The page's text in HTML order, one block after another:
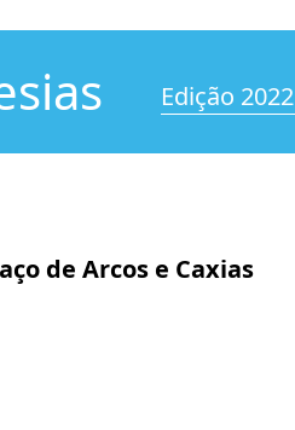
Edição 2022
de Arcos e Caxias